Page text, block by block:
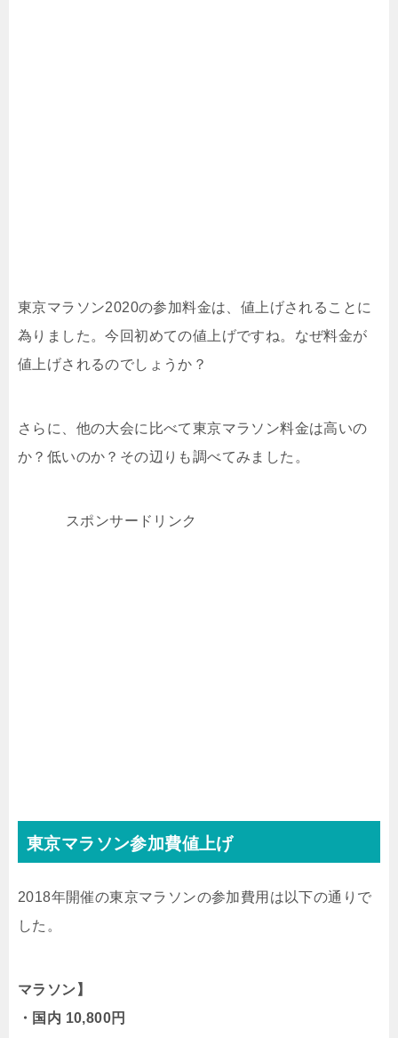
東京マラソン2020の参加料金は、値上げされることに
為りました。今回初めての値上げですね。なぜ料金が
値上げされるのでしょうか？
さらに、他の大会に比べて東京マラソン料金は高いの
か？低いのか？その辺りも調べてみました。
スポンサードリンク
東京マラソン参加費値上げ
2018年開催の東京マラソンの参加費用は以下の通りで
した。
マラソン】
・国内 10,800円